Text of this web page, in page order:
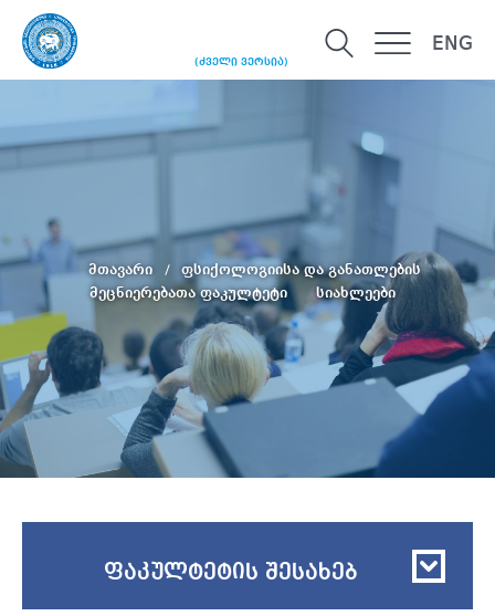
(ძველი ვერსია)
ENG
მთავარი
ფსიქოლოგიისა და განათლების
მეცნიერებათა ფაკულტეტი
სიახლეები
ფაკულტეტის შესახებ